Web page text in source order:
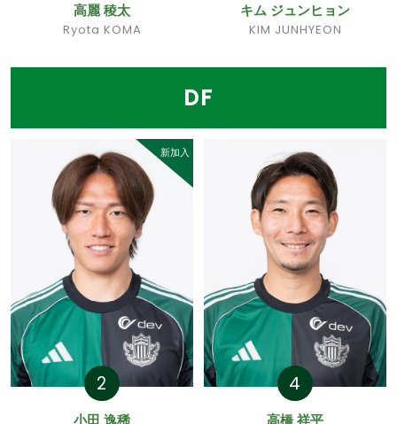
高麗 稜太
Ryota KOMA
キム ジュンヒョン
KIM JUNHYEON
DF
新加入
2
小田 逸稀
4
高橋 祥平